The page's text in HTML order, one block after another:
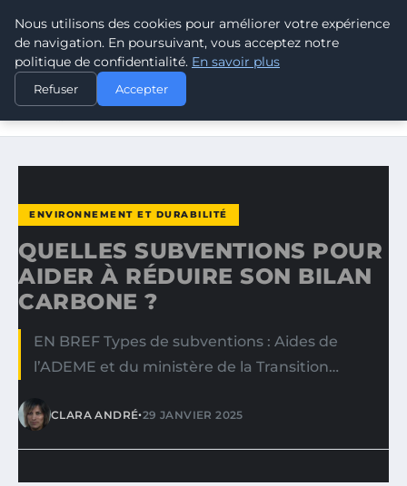
CLIMATE RESPONSE BLOG
ACCUEIL
ENVIRONNEMENT ET DURABILITÉ
QUELLES SUBVENTIONS POUR AIDER À RÉDUIRE SON
ENVIRONNEMENT ET DURABILITÉ
QUELLES SUBVENTIONS POUR
AIDER À RÉDUIRE SON BILAN
CARBONE ?
EN BREF Types de subventions : Aides de
l’ADEME et du ministère de la Transition…
CLARA ANDRÉ•29 JANVIER 2025
Nous utilisons des cookies pour améliorer votre expérience
de navigation. En poursuivant, vous acceptez notre
politique de confidentialité. En savoir plus
Refuser Accepter